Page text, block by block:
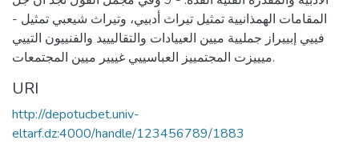
المقامات الهمذانيية تمثيل تيراث أدبيي، وتيراث شيعبي تمثيل -
فييي إبييراز جمليية ميين العييادات والتقاليييد والفنييون التييي
ميييزت المجتمييز العباسييي غييير ميين المجتمعات.
URI
http://depotucbet.univ-
eltarf.dz:4000/handle/123456789/1883